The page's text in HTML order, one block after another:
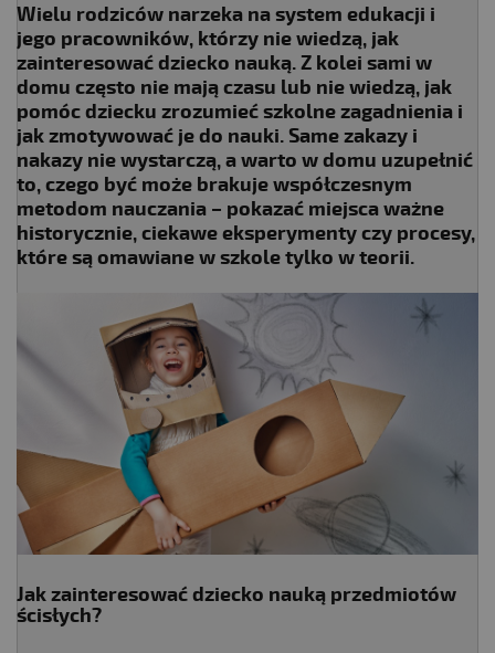
Wielu rodziców narzeka na system edukacji i
jego pracowników, którzy nie wiedzą, jak
zainteresować dziecko nauką. Z kolei sami w
domu często nie mają czasu lub nie wiedzą, jak
pomóc dziecku zrozumieć szkolne zagadnienia i
jak zmotywować je do nauki. Same zakazy i
nakazy nie wystarczą, a warto w domu uzupełnić
to, czego być może brakuje współczesnym
metodom nauczania – pokazać miejsca ważne
historycznie, ciekawe eksperymenty czy procesy,
które są omawiane w szkole tylko w teorii.
Jak zainteresować dziecko nauką przedmiotów
ścisłych?